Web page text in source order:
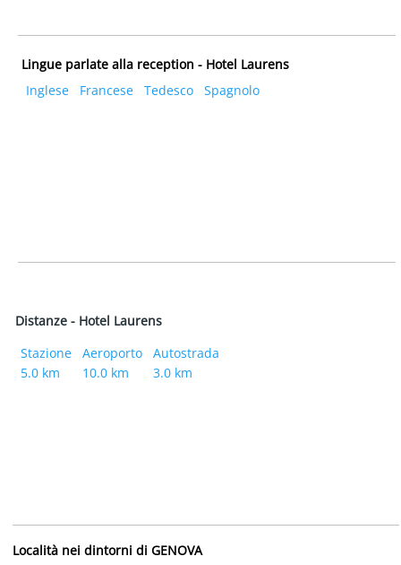
Lingue parlate alla reception - Hotel Laurens
Inglese
Francese Tedesco Spagnolo
Distanze - Hotel Laurens
Stazione
5.0 km
Aeroporto
10.0 km
Autostrada
3.0 km
Località nei dintorni di GENOVA